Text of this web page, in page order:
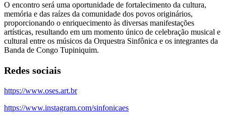
O encontro será uma oportunidade de fortalecimento da cultura,
memória e das raízes da comunidade dos povos originários,
proporcionando o enriquecimento às diversas manifestações
artísticas, resultando em um momento único de celebração musical e
cultural entre os músicos da Orquestra Sinfônica e os integrantes da
Banda de Congo Tupiniquim.
Redes sociais
https://www.oses.art.br
https://www.instagram.com/sinfonicaes